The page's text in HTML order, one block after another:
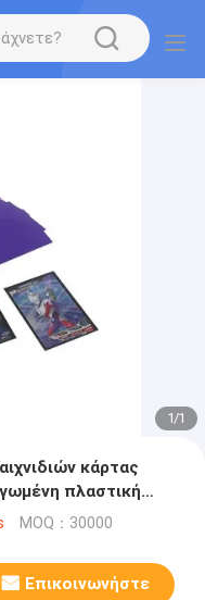
1/1
κάρτας
πλαστική
καρτούν τσάντα
MOQ：30000
Επικοινωνήστε